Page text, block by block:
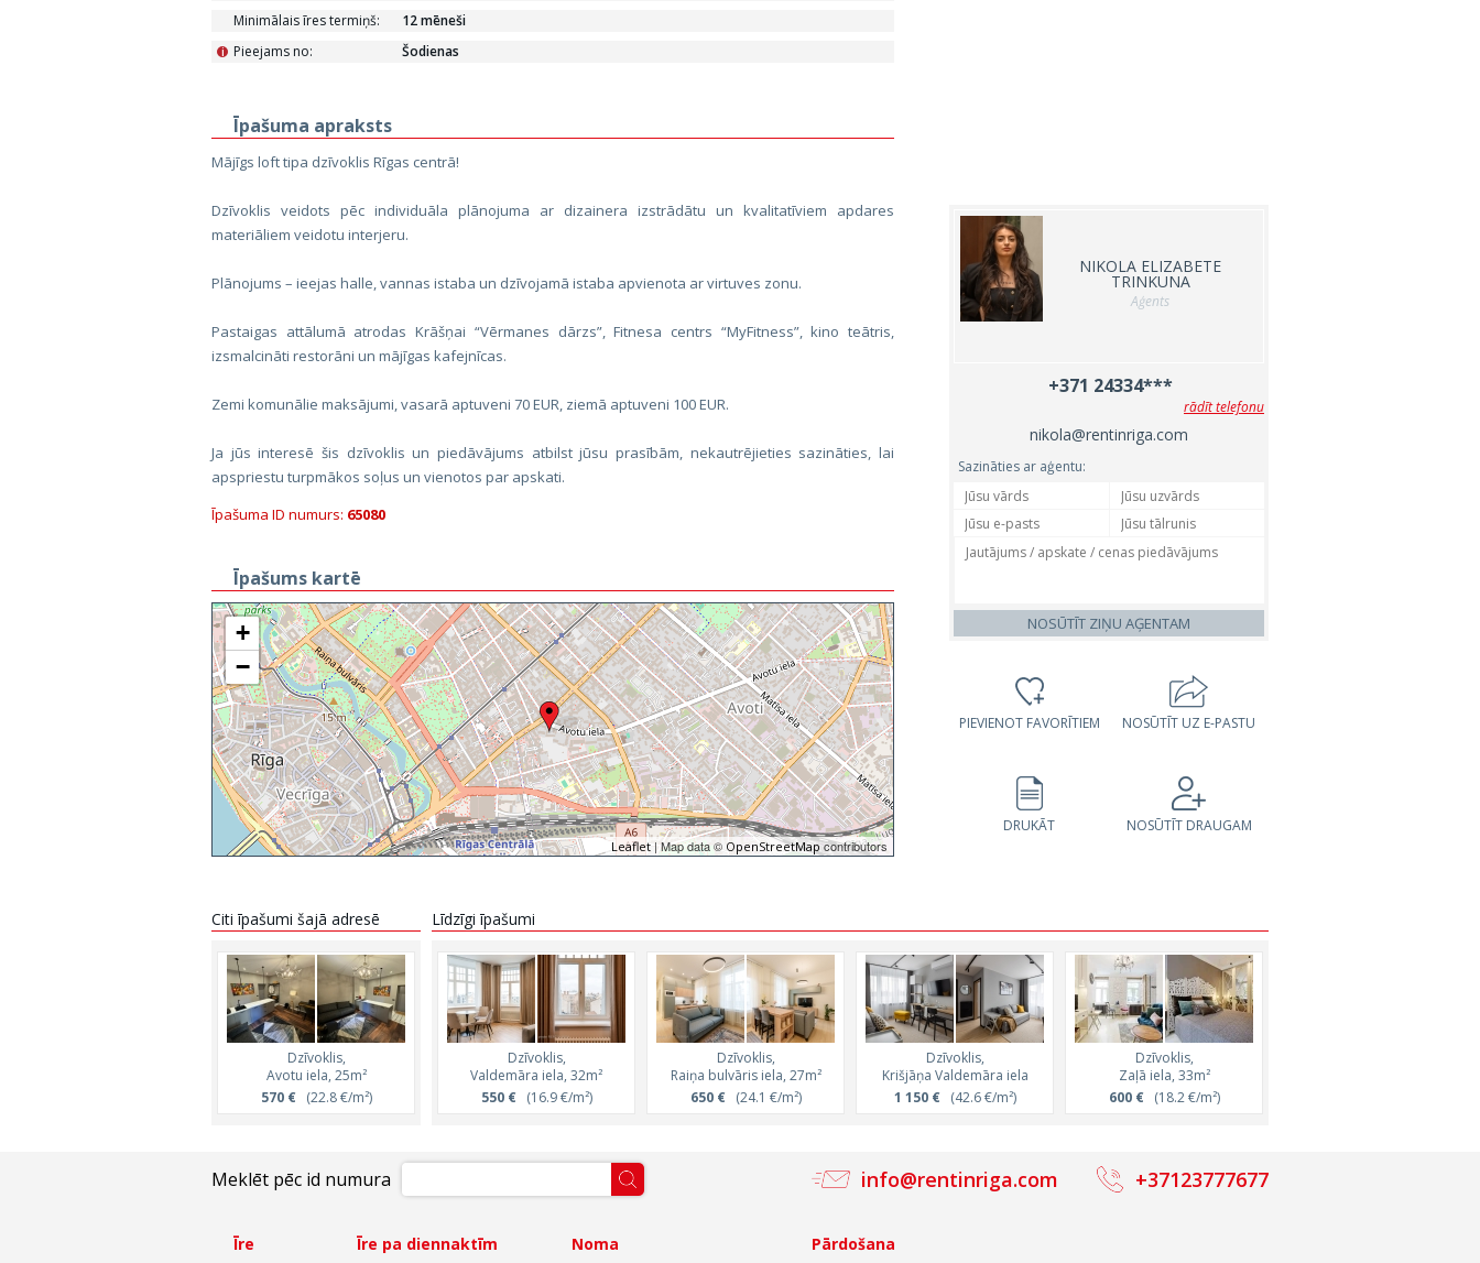
Minimālais īres termiņš:
12 mēneši
Pieejams no:
i Šodienas
Īpašuma apraksts
Mājīgs loft tipa dzīvoklis Rīgas centrā!
Dzīvoklis veidots pēc individuāla plānojuma ar dizainera izstrādātu un kvalitatīviem apdares
materiāliem veidotu interjeru.
Plānojums – ieejas halle, vannas istaba un dzīvojamā istaba apvienota ar virtuves zonu.
Pastaigas attālumā atrodas Krāšņai “Vērmanes dārzs”, Fitnesa centrs “MyFitness”, kino teātris,
izsmalcināti restorāni un mājīgas kafejnīcas.
Zemi komunālie maksājumi, vasarā aptuveni 70 EUR, ziemā aptuveni 100 EUR.
Ja jūs interesē šis dzīvoklis un piedāvājums atbilst jūsu prasībām, nekautrējieties sazināties, lai
apspriestu turpmākos soļus un vienotos par apskati.
Īpašuma ID numurs: 65080
Īpašums kartē
+
−
Leaflet | Map data © OpenStreetMapcontributors
NIKOLA ELIZABETE
TRINKUNA
Aģents
+371 24334***
rādīt telefonu
nikola@rentinriga.com
Sazināties ar aģentu:
NOSŪTĪT ZIŅU AĢENTAM
PIEVIENOT FAVORĪTIEM NOSŪTĪT UZ E-PASTU
DRUKĀT NOSŪTĪT DRAUGAM
Citi īpašumi šajā adresē
Dzīvoklis,
Avotu iela, 25m²
570 €(22.8 €/m²)
Līdzīgi īpašumi
Dzīvoklis,
Valdemāra iela, 32m²
550 €(16.9 €/m²)
Dzīvoklis,
Raiņa bulvāris iela, 27m²
650 €(24.1 €/m²)
Dzīvoklis,
Krišjāņa Valdemāra iela
1 150 €(42.6 €/m²)
Dzīvoklis,
Zaļā iela, 33m²
600 €(18.2 €/m²)
Meklēt pēc id numura info@rentinriga.com +37123777677
Īre Īre pa diennaktīm Noma Pārdošana